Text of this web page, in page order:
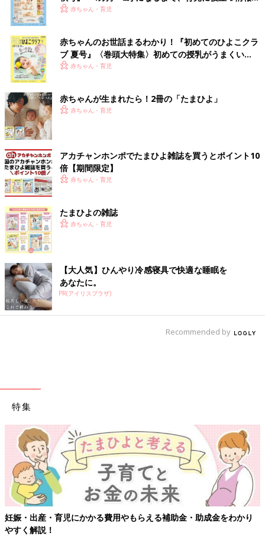
いっぱい！
赤ちゃん・育児
赤ちゃんのお世話まるわかり！『初めてのひよこクラ
ブ 夏号』〈巻頭大特集〉初めての授乳がうまくい
く！ おっぱい・ミルクの基本と夏のトラブル 解決テ
赤ちゃん・育児
赤ちゃんが生まれたら！2冊の「たまひよ」
赤ちゃん・育児
アカチャンホンポでたまひよ雑誌を買うとポイント10
倍【期間限定】
赤ちゃん・育児
たまひよの雑誌
赤ちゃん・育児
【大人気】ひんやり冷感寝具で快適な睡眠を
あなたに。
PR(アイリスプラザ)
Recommended by
特集
妊娠・出産・育児にかかる費用やもらえる補助金・助成金をわかり
やすく解説！